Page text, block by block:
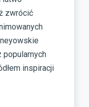
zwrócić
inspiracji